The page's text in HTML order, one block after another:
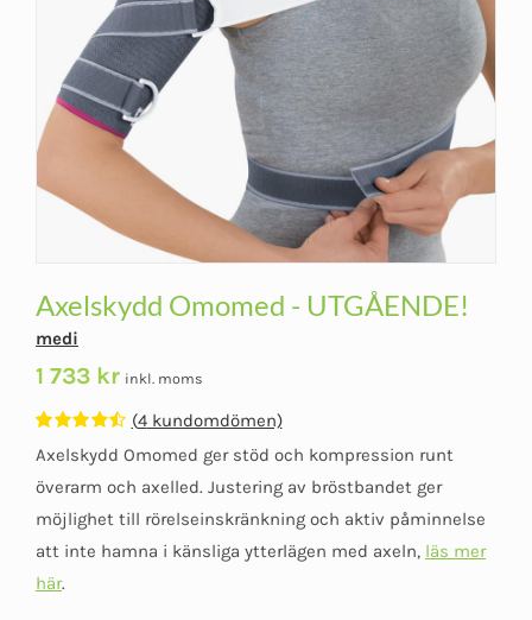
Axelskydd Omomed - UTGÅENDE!
medi
1 733 kr inkl. moms
Betygsatt
4.50av 5
baserat på
4
(4kundomdömen)
Axelskydd Omomed ger stöd och kompression runt
överarm och axelled. Justering av bröstbandet ger
möjlighet till rörelseinskränkning och aktiv påminnelse
att inte hamna i känsliga ytterlägen med axeln, läs mer
här.